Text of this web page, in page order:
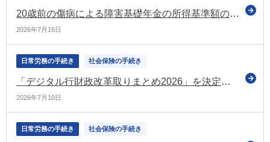
20歳前の傷病による障害基礎年金の所得基準額の改定（令和8年10月～）などに関する通達を公表（厚労省）
2026年7月16日
日常労務の手続き 社会保険の手続き
「デジタル行財政改革取りまとめ2026」を決定 DX、とりわけ生成AI等を活用した変革（AX）を加速するための取組を推進（内閣官房）
2026年7月10日
日常労務の手続き 社会保険の手続き